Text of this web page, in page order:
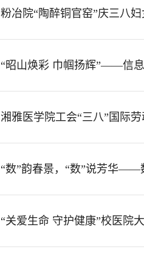
粉冶院“陶醉铜官窑”庆三八
“昭山焕彩 巾帼扬辉”——信
湘雅医学院工会“三八”国际
“数”韵春景，“数”说芳华——
“关爱生命 守护健康”校医院